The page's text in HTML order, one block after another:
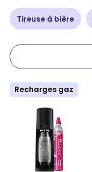
Tireuse à bière
Recharges gaz